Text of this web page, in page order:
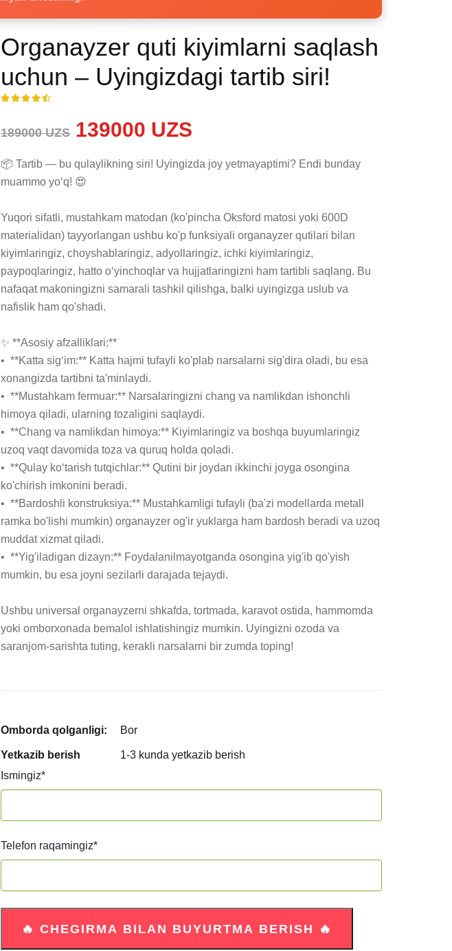
Organayzer quti kiyimlarni saqlash
uchun – Uyingizdagi tartib siri!
189000 UZS 139000 UZS
📦 Tartib — bu qulaylikning siri! Uyingizda joy yetmayaptimi? Endi bunday
muammo yo‘q! 😍
Yuqori sifatli, mustahkam matodan (ko'pincha Oksford matosi yoki 600D
materialidan) tayyorlangan ushbu ko'p funksiyali organayzer qutilari bilan
kiyimlaringiz, choyshablaringiz, adyollaringiz, ichki kiyimlaringiz,
paypoqlaringiz, hatto o‘yinchoqlar va hujjatlaringizni ham tartibli saqlang. Bu
nafaqat makoningizni samarali tashkil qilishga, balki uyingizga uslub va
nafislik ham qo'shadi.
✨ **Asosiy afzalliklari:**
•  **Katta sig‘im:** Katta hajmi tufayli ko'plab narsalarni sig'dira oladi, bu esa
xonangizda tartibni ta'minlaydi.
•  **Mustahkam fermuar:** Narsalaringizni chang va namlikdan ishonchli
himoya qiladi, ularning tozaligini saqlaydi.
•  **Chang va namlikdan himoya:** Kiyimlaringiz va boshqa buyumlaringiz
uzoq vaqt davomida toza va quruq holda qoladi.
•  **Qulay ko‘tarish tutqichlar:** Qutini bir joydan ikkinchi joyga osongina
ko'chirish imkonini beradi.
•  **Bardoshli konstruksiya:** Mustahkamligi tufayli (ba'zi modellarda metall
ramka bo'lishi mumkin) organayzer og'ir yuklarga ham bardosh beradi va uzoq
muddat xizmat qiladi.
•  **Yig'iladigan dizayn:** Foydalanilmayotganda osongina yig'ib qo'yish
mumkin, bu esa joyni sezilarli darajada tejaydi.
Ushbu universal organayzerni shkafda, tortmada, karavot ostida, hammomda
yoki omborxonada bemalol ishlatishingiz mumkin. Uyingizni ozoda va
saranjom-sarishta tuting, kerakli narsalarni bir zumda toping!
Omborda qolganligi: Bor
Yetkazib berish
1-3 kunda yetkazib berish
Ismingiz*
Telefon raqamingiz*